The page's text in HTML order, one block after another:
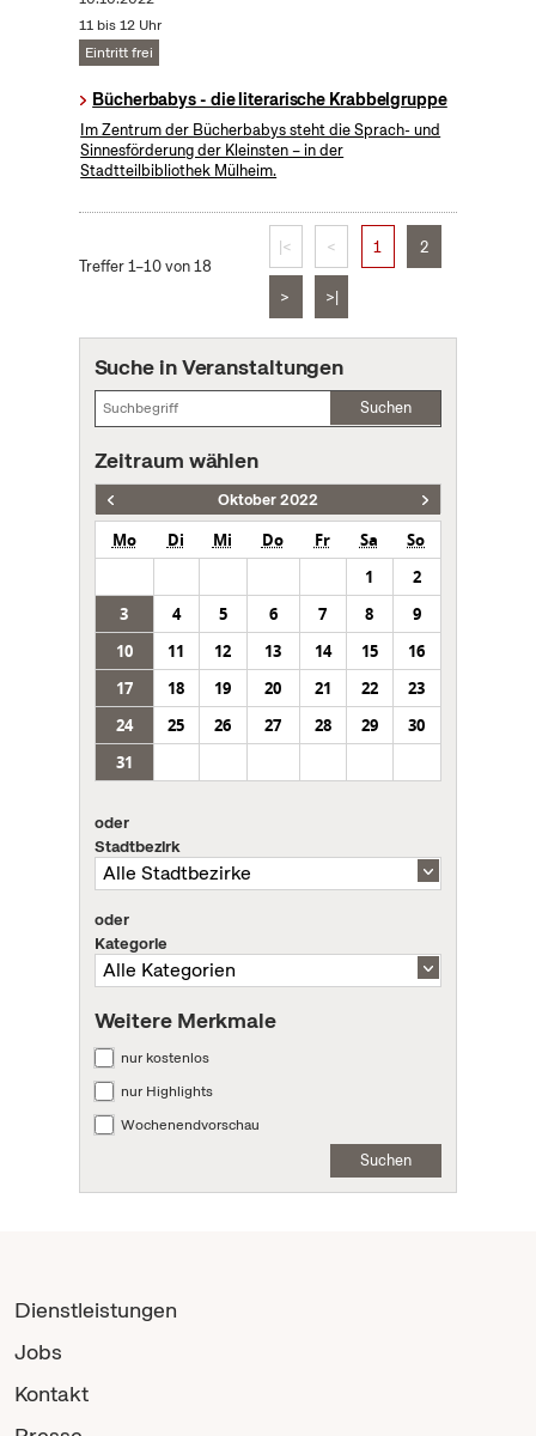
11 bis 12 Uhr
Eintritt frei
Bücherbabys - die literarische Krabbelgruppe
Im Zentrum der Bücherbabys steht die Sprach- und
Sinnesförderung der Kleinsten – in der
Stadtteilbibliothek Mülheim.
Treffer 1–10 von 18
|< < 1 2
> >|
Suche in Veranstaltungen
Suchen
Zeitraum wählen
Oktober 2022
Mo Di Mi Do Fr Sa
So
1
2
3
4 5 6 7 8
9
10
11 12 13 14 15
16
17
18 19 20 21 22
23
24
25 26 27 28 29
30
31
oder
Stadtbezirk
oder
Kategorie
Weitere Merkmale
nur kostenlos
nur Highlights
Wochenendvorschau
Suchen
Dienstleistungen
Jobs
Kontakt